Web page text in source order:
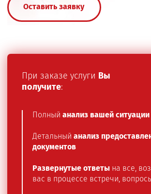
Оставить заявку
При заказе услуги Вы
получите:
Полный анализ вашей ситуации
Детальный анализ
документов
Развернутые ответы на все,
вас в процессе встречи,